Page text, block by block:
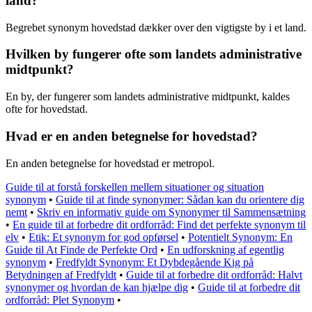
Begrebet synonym hovedstad dækker over den vigtigste by i et land.
Hvilken by fungerer ofte som landets administrative
midtpunkt?
En by, der fungerer som landets administrative midtpunkt, kaldes
ofte for hovedstad.
Hvad er en anden betegnelse for hovedstad?
En anden betegnelse for hovedstad er metropol.
Guide til at forstå forskellen mellem situationer og situation
synonym • Guide til at finde synonymer: Sådan kan du orientere dig
nemt • Skriv en informativ guide om Synonymer til Sammensætning
• En guide til at forbedre dit ordforråd: Find det perfekte synonym til
elv • Etik: Et synonym for god opførsel • Potentielt Synonym: En
Guide til At Finde de Perfekte Ord • En udforskning af egentlig
synonym • Fredfyldt Synonym: Et Dybdegående Kig på
Betydningen af Fredfyldt • Guide til at forbedre dit ordforråd: Halvt
synonymer og hvordan de kan hjælpe dig • Guide til at forbedre dit
ordforråd: Plet Synonym •